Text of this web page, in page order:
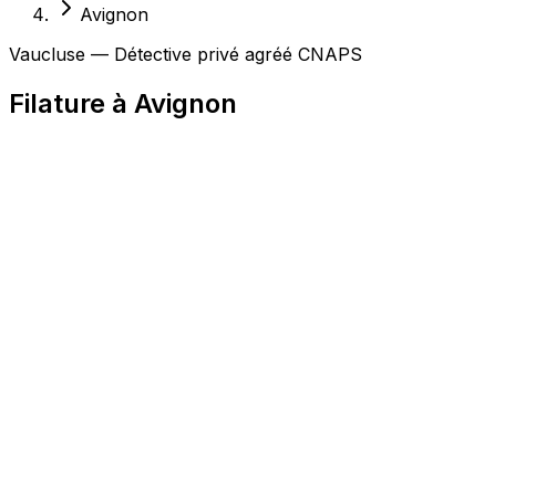
Avignon
Vaucluse — Détective privé agréé CNAPS
Filature à Avignon